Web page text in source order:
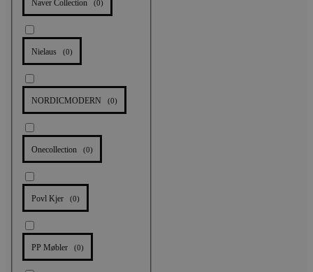
Naver Collection (0)
Nielaus (0)
NORDICMODERN (0)
Onecollection (0)
Povl Kjer (0)
PP Møbler (0)